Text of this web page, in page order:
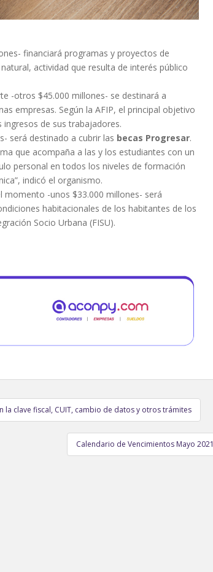
financiará programas y proyectos de
actividad que resulta de interés público
-otros $45.000 millones- se destinará a
empresas. Según la AFIP, el principal objetivo
de sus trabajadores.
será destinado a cubrir las becas Progresar.
que acompaña a las y los estudiantes con un
personal en todos los niveles de formación
indicó el organismo.
momento -unos $33.000 millones- será
habitacionales de los habitantes de los
Socio Urbana (FISU).
la clave fiscal, CUIT, cambio de datos y otros trámites
Calendario de Vencimientos Mayo 2021